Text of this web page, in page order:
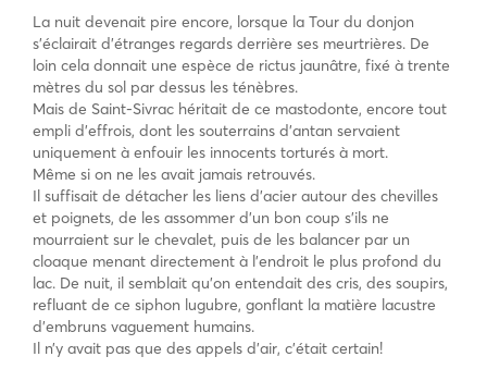
La nuit devenait pire encore, lorsque la Tour du donjon
s’éclairait d’étranges regards derrière ses meurtrières. De
loin cela donnait une espèce de rictus jaunâtre, fixé à trente
mètres du sol par dessus les ténèbres.
Mais de Saint-Sivrac héritait de ce mastodonte, encore tout
empli d’effrois, dont les souterrains d’antan servaient
uniquement à enfouir les innocents torturés à mort.
Même si on ne les avait jamais retrouvés.
Il suffisait de détacher les liens d’acier autour des chevilles
et poignets, de les assommer d’un bon coup s’ils ne
mourraient sur le chevalet, puis de les balancer par un
cloaque menant directement à l’endroit le plus profond du
lac. De nuit, il semblait qu’on entendait des cris, des soupirs,
refluant de ce siphon lugubre, gonflant la matière lacustre
d’embruns vaguement humains.
Il n’y avait pas que des appels d’air, c’était certain!